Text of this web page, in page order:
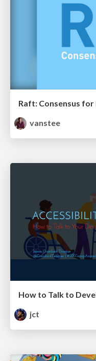
Raft: Consensus for
vanstee
How to Talk to
jct